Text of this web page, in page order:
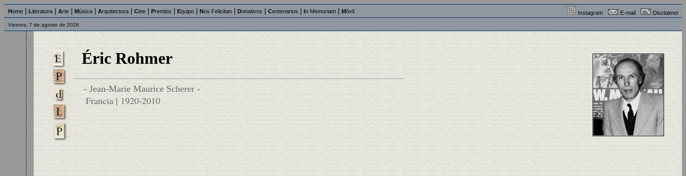
Home Literatura Arte Música Arquitectura Cine Premios Equipo Nos Felicitan Donativos Centenarios In Memoriam Móvil Instagram E-mail Disclaimer
Viernes, 7 de agosto de 2026
Éric Rohmer
- Jean-Marie Maurice Scherer -
Francia | 1920-2010